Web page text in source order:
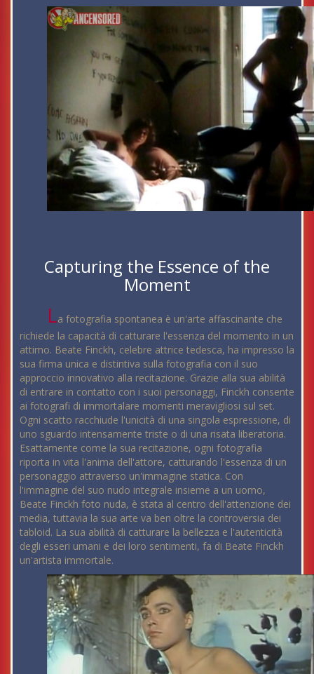
Capturing the Essence of the
Moment
La fotografia spontanea è un'arte affascinante che
richiede la capacità di catturare l'essenza del momento in un
attimo. Beate Finckh, celebre attrice tedesca, ha impresso la
sua firma unica e distintiva sulla fotografia con il suo
approccio innovativo alla recitazione. Grazie alla sua abilità
di entrare in contatto con i suoi personaggi, Finckh consente
ai fotografi di immortalare momenti meravigliosi sul set.
Ogni scatto racchiude l'unicità di una singola espressione, di
uno sguardo intensamente triste o di una risata liberatoria.
Esattamente come la sua recitazione, ogni fotografia
riporta in vita l'anima dell'attore, catturando l'essenza di un
personaggio attraverso un'immagine statica. Con
l'immagine del suo nudo integrale insieme a un uomo,
Beate Finckh foto nuda, è stata al centro dell'attenzione dei
media, tuttavia la sua arte va ben oltre la controversia dei
tabloid. La sua abilità di catturare la bellezza e l'autenticità
degli esseri umani e dei loro sentimenti, fa di Beate Finckh
un'artista immortale.